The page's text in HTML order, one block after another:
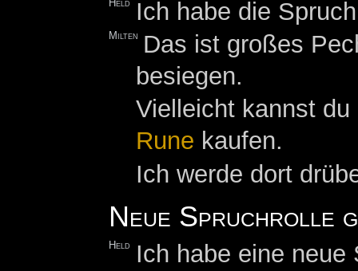
Held Ich habe die
Milten
Das ist großes
besiegen.
Vielleicht kannst
Rune kaufen.
Ich werde dort
Neue Spruchrolle
Held Ich habe eine neue